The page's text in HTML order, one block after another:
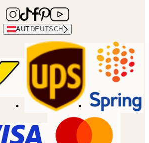
AUT DEUTSCH